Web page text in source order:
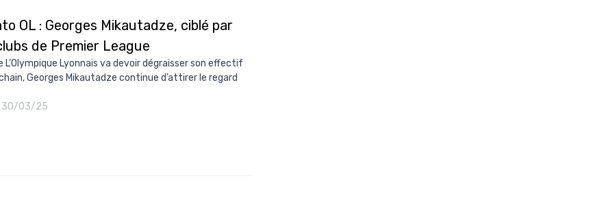
OL : Georges Mikautadze, ciblé par
de Premier League
L’Olympique Lyonnais va devoir dégraisser son effectif
Georges Mikautadze continue d’attirer le regard
30/03/25